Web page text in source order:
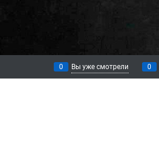
0 Вы уже смотрели 0